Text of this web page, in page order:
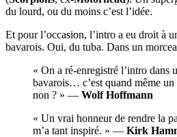
du lourd, ou du moins c’est l’idée.
Et pour l’occasion, l’intro a eu droit à
bavarois. Oui, du tuba. Dans un
« On a ré-enregistré l’intro dans
bavarois… c’est quand même un
non ? » — Wolf Hoffmann
« Un vrai honneur de rendre la
m’a tant inspiré. » — Kirk